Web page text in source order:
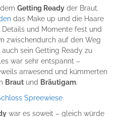
Getting Readyder Braut.
das Make up und die Haare
und Momente fest und
zwischendurch auf den Weg
auch sein Getting Ready zu
war sehr entspannt –
anwesend und kümmerten
Brautund Bräutigam.
Spreewiese
war es soweit – gleich würde